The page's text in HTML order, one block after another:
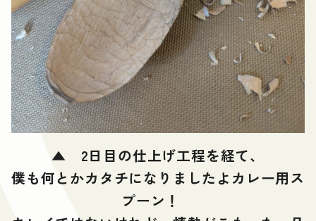
▲ 2日目の仕上げ工程を経て、
僕も何とかカタチになりましたよカレー用ス
プーン！